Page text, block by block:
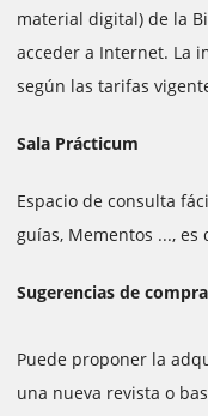
material digital) de la
acceder a Internet. La
según las tarifas
Sala Prácticum
Espacio de consulta
guías, Mementos ...,
Sugerencias de
Puede proponer la
una nueva revista o